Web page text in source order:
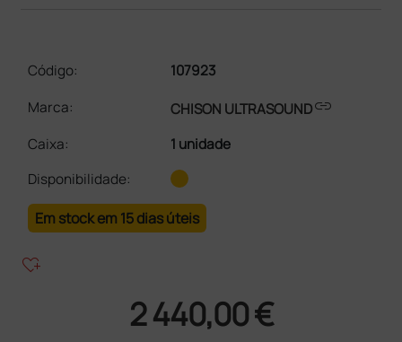
Código:
107923
Marca:
CHISON ULTRASOUNDlink
Caixa:
1 unidade
Disponibilidade:
Em stock em 15 dias úteis
heart_plus
2 440,00 €